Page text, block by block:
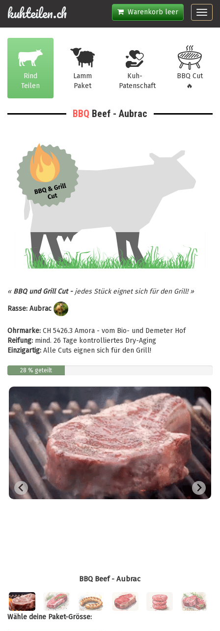
Warenkorb leer
kuhteilen.ch
Rind
Teilen
Lamm
Paket
Kuh-
Patenschaft
BBQ Cut
🔥
BBQ Beef - Aubrac
« BBQ und Grill Cut -jedes Stück eignet sich für den Grill! »
Rasse: Aubrac
Ohrmarke: CH 5426.3 Amora - vom Bio- und Demeter Hof
Reifung: mind. 26 Tage kontrolliertes Dry-Aging
Einzigartig: Alle Cuts eignen sich für den Grill!
28 % geteilt
BBQ Beef - Aubrac
Wähle deine Paket-Grösse: